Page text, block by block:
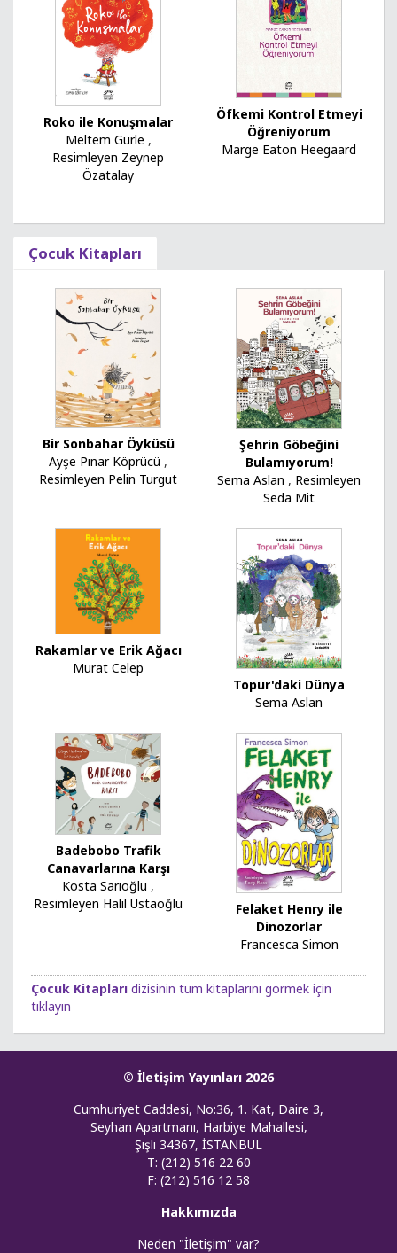
Roko ile Konuşmalar
Meltem Gürle ,
Resimleyen Zeynep
Özatalay
Öfkemi Kontrol Etmeyi
Öğreniyorum
Marge Eaton Heegaard
Çocuk Kitapları
Bir Sonbahar Öyküsü
Ayşe Pınar Köprücü ,
Resimleyen Pelin Turgut
Şehrin Göbeğini
Bulamıyorum!
Sema Aslan , Resimleyen
Seda Mit
Rakamlar ve Erik Ağacı
Murat Celep
Topur'daki Dünya
Sema Aslan
Badebobo Trafik
Canavarlarına Karşı
Kosta Sarıoğlu ,
Resimleyen Halil Ustaoğlu
Felaket Henry ile
Dinozorlar
Francesca Simon
Çocuk Kitapları dizisinin tüm kitaplarını görmek için
tıklayın
© İletişim Yayınları 2026
Cumhuriyet Caddesi, No:36, 1. Kat, Daire 3,
Seyhan Apartmanı, Harbiye Mahallesi,
Şişli 34367, İSTANBUL
T: (212) 516 22 60
F: (212) 516 12 58
Hakkımızda
Neden "İletişim" var?